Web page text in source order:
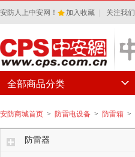
安防人上中安网！ 加入收藏 关注我们
全部商品分类
安防商城首页 > 防雷电设备 > 防雷箱 >
防雷器